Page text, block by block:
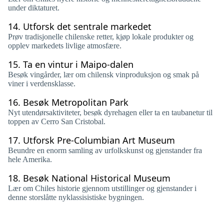
under diktaturet.
14. Utforsk det sentrale markedet
Prøv tradisjonelle chilenske retter, kjøp lokale produkter og
opplev markedets livlige atmosfære.
15. Ta en vintur i Maipo-dalen
Besøk vingårder, lær om chilensk vinproduksjon og smak på
viner i verdensklasse.
16. Besøk Metropolitan Park
Nyt utendørsaktiviteter, besøk dyrehagen eller ta en taubanetur til
toppen av Cerro San Cristobal.
17. Utforsk Pre-Columbian Art Museum
Beundre en enorm samling av urfolkskunst og gjenstander fra
hele Amerika.
18. Besøk National Historical Museum
Lær om Chiles historie gjennom utstillinger og gjenstander i
denne storslåtte nyklassisistiske bygningen.